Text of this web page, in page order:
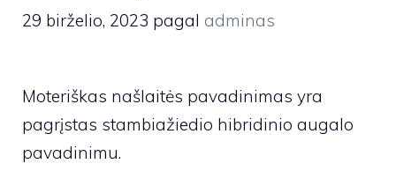
29 birželio, 2023 pagal adminas
Moteriškas našlaitės pavadinimas yra
pagrįstas stambiažiedio hibridinio augalo
pavadinimu.